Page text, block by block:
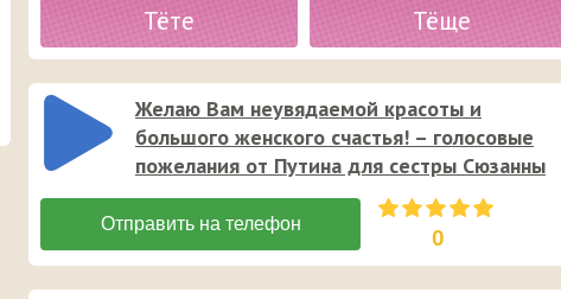
Тёте
Тёще
Желаю Вам неувядаемой красоты и
большого женского счастья! – голосовые
пожелания от Путина для сестры Сюзанны
0